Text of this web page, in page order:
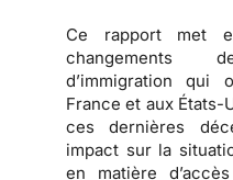
Ce rapport met
changements
d’immigration
France et aux États-
ces dernières
impact sur la
en matière